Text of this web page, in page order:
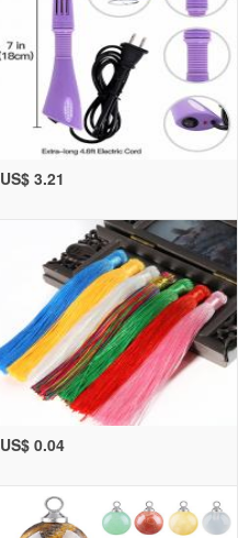
US$ 3.21
US$ 0.04